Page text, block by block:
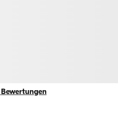
Bewertungen